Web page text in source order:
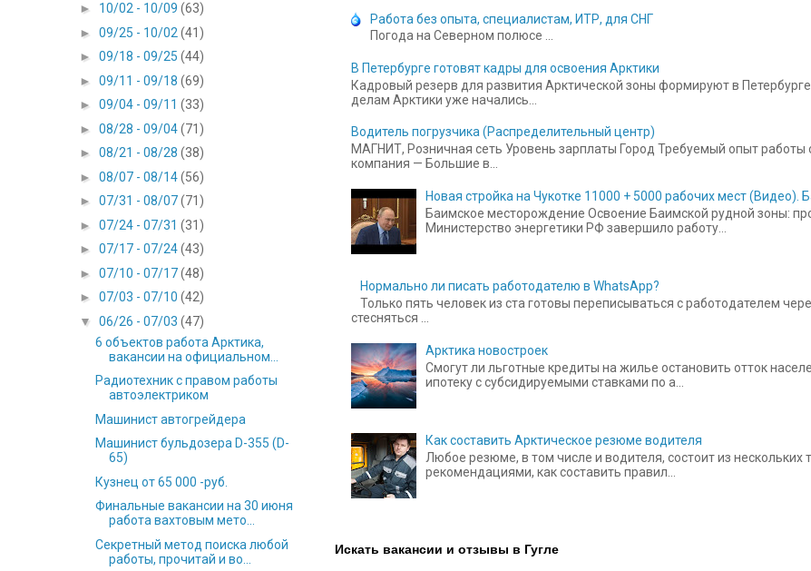
Работа без опыта, специалистам, ИТР, для СНГ
Погода на Северном полюсе ...
В Петербурге готовят кадры для освоения Арктики
Кадровый резерв для развития Арктической зоны формируют в
делам Арктики уже начались...
Водитель погрузчика (Распределительный центр)
МАГНИТ, Розничная сеть Уровень зарплаты Город Требуемый опыт работы
компания — Большие в...
Новая стройка на Чукотке 11000 + 5000 рабочих мест
Баимское месторождение Освоение Баимской рудной зоны:
Министерство энергетики РФ завершило работу...
Нормально ли писать работодателю в WhatsApp?
Только пять человек из ста готовы переписываться с работодателем
стесняться ...
Арктика новостроек
Смогут ли льготные кредиты на жилье остановить отток
ипотеку с субсидируемыми ставками по а...
Как составить Арктическое резюме водителя
Любое резюме, в том числе и водителя, состоит из
рекомендациями, как составить правил...
Искать вакансии и отзывы в Гугле
► 10/02 - 10/09 (63)
► 09/25 - 10/02 (41)
► 09/18 - 09/25 (44)
► 09/11 - 09/18 (69)
► 09/04 - 09/11 (33)
► 08/28 - 09/04(71)
► 08/21 - 08/28 (38)
► 08/07 - 08/14(56)
► 07/31 - 08/07(71)
► 07/24 - 07/31 (31)
► 07/17 - 07/24(43)
► 07/10 - 07/17(48)
► 07/03 - 07/10 (42)
▼ 06/26 - 07/03 (47)
6 объектов работа Арктика,
вакансии на официальном...
Радиотехник с правом работы
автоэлектриком
Машинист автогрейдера
Машинист бульдозера D-355 (D-
65)
Кузнец от 65 000 -руб.
Финальные вакансии на 30 июня
работа вахтовым мето...
Секретный метод поиска любой
работы, прочитай и во...